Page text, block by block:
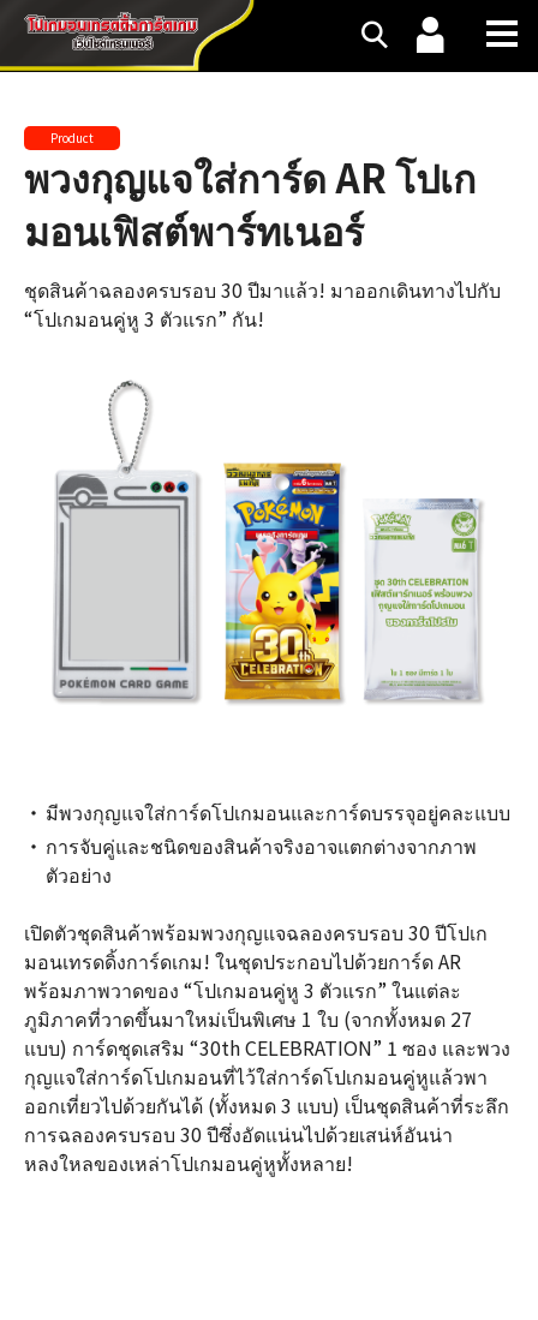
Product
พวงกุญแจใส่การ์ด AR โปเก
มอนเฟิสต์พาร์ทเนอร์
ชุดสินค้าฉลองครบรอบ 30 ปีมาแล้ว! มาออกเดินทางไปกับ
“โปเกมอนคู่หู 3 ตัวแรก” กัน!
มีพวงกุญแจใส่การ์ดโปเกมอนและการ์ดบรรจุอยู่คละแบบ
การจับคู่และชนิดของสินค้าจริงอาจแตกต่างจากภาพ
ตัวอย่าง
เปิดตัวชุดสินค้าพร้อมพวงกุญแจฉลองครบรอบ 30 ปีโปเก
มอนเทรดดิ้งการ์ดเกม! ในชุดประกอบไปด้วยการ์ด AR
พร้อมภาพวาดของ “โปเกมอนคู่หู 3 ตัวแรก” ในแต่ละ
ภูมิภาคที่วาดขึ้นมาใหม่เป็นพิเศษ 1 ใบ (จากทั้งหมด 27
แบบ) การ์ดชุดเสริม “30th CELEBRATION” 1 ซอง และพวง
กุญแจใส่การ์ดโปเกมอนที่ไว้ใส่การ์ดโปเกมอนคู่หูแล้วพา
ออกเที่ยวไปด้วยกันได้ (ทั้งหมด 3 แบบ) เป็นชุดสินค้าที่ระลึก
การฉลองครบรอบ 30 ปีซึ่งอัดแน่นไปด้วยเสน่ห์อันน่า
หลงใหลของเหล่าโปเกมอนคู่หูทั้งหลาย!